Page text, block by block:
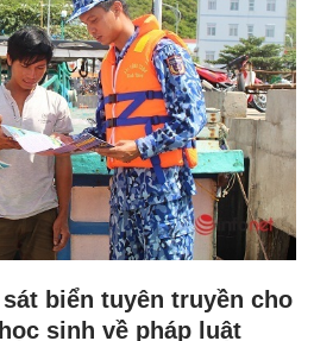
biển tuyên truyền cho
sinh về pháp luật